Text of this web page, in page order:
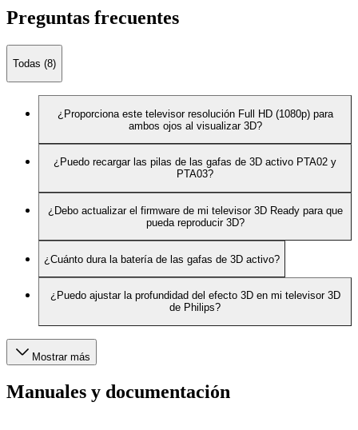
Preguntas frecuentes
Todas (8)
¿Proporciona este televisor resolución Full HD (1080p) para
ambos ojos al visualizar 3D?
¿Puedo recargar las pilas de las gafas de 3D activo PTA02 y
PTA03?
¿Debo actualizar el firmware de mi televisor 3D Ready para que
pueda reproducir 3D?
¿Cuánto dura la batería de las gafas de 3D activo?
¿Puedo ajustar la profundidad del efecto 3D en mi televisor 3D
de Philips?
Mostrar más
Manuales y documentación